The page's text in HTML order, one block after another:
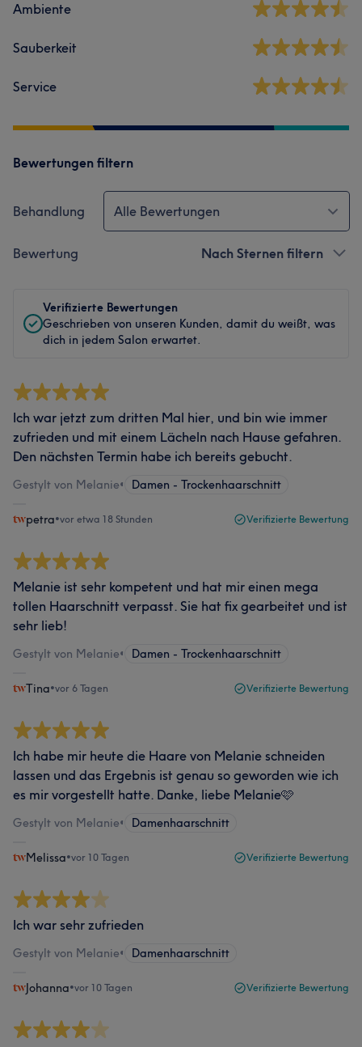
Ambiente
Sauberkeit
Service
Bewertungen filtern
Behandlung Alle Bewertungen
Bewertung Nach Sternen filtern
Verifizierte Bewertungen
Geschrieben von unseren Kunden, damit du weißt, was
dich in jedem Salon erwartet.
Ich war jetzt zum dritten Mal hier, und bin wie immer
zufrieden und mit einem Lächeln nach Hause gefahren.
Den nächsten Termin habe ich bereits gebucht.
Gestylt von Melanie• Damen - Trockenhaarschnitt
petra•vor etwa 18 Stunden Verifizierte Bewertung
Melanie ist sehr kompetent und hat mir einen mega
tollen Haarschnitt verpasst. Sie hat fix gearbeitet und ist
sehr lieb!
Gestylt von Melanie• Damen - Trockenhaarschnitt
Tina•vor 6 Tagen Verifizierte Bewertung
Ich habe mir heute die Haare von Melanie schneiden
lassen und das Ergebnis ist genau so geworden wie ich
es mir vorgestellt hatte. Danke, liebe Melanie🩷
Gestylt von Melanie• Damenhaarschnitt
Melissa•vor 10 Tagen Verifizierte Bewertung
Ich war sehr zufrieden
Gestylt von Melanie• Damenhaarschnitt
Johanna•vor 10 Tagen Verifizierte Bewertung